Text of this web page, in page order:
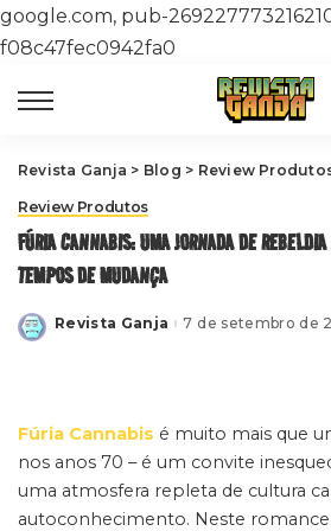
google.com, pub-
f08c47fec0942fa0
Revista Ganja > Blog > Review
Review Produtos
FÚRIA CANNABIS: UMA JORNADA DE REBELDIA
TEMPOS DE MUDANÇA
Posted
Revista Ganja 7 de setembro de
Fúria Cannabis é muito mais que
nos anos 70 – é um convite
uma atmosfera repleta de cultura
autoconhecimento. Neste romance